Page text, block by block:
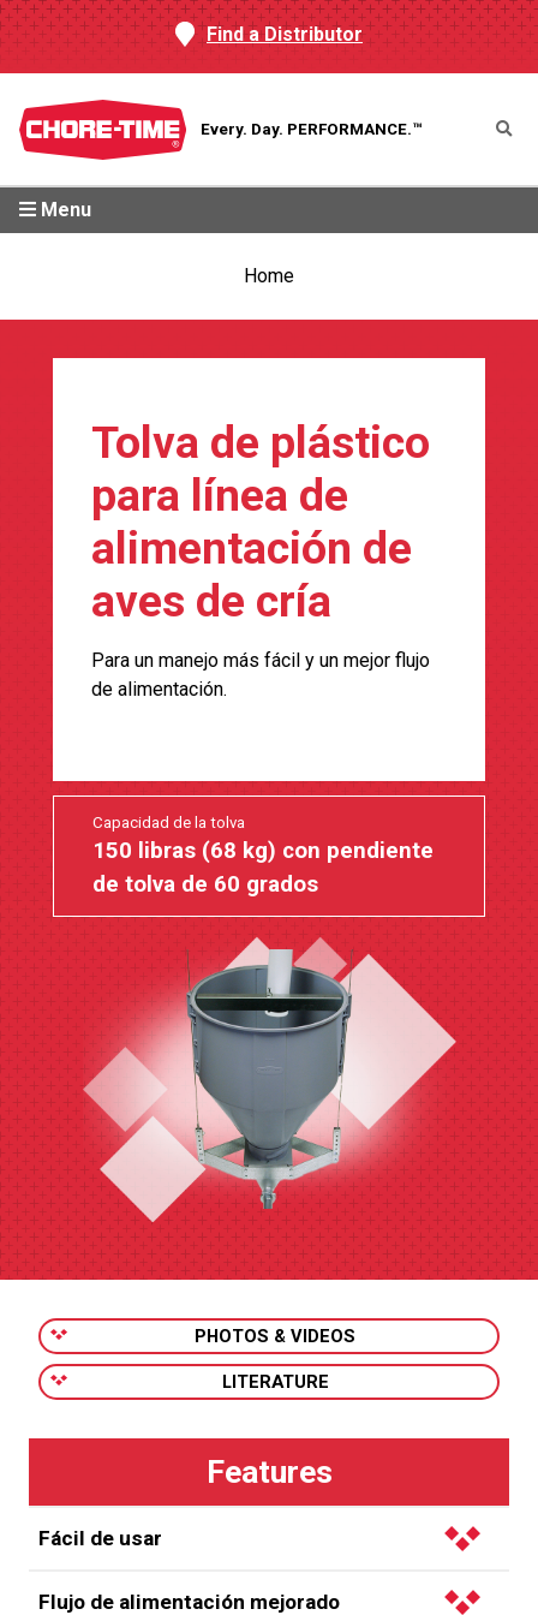
Find a Distributor
Every. Day. PERFORMANCE.™
Menu
Home
Tolva de plástico
para línea de
alimentación de
aves de cría
Para un manejo más fácil y un mejor flujo
de alimentación.
Capacidad de la tolva
150 libras (68 kg) con pendiente
de tolva de 60 grados
PHOTOS & VIDEOS
LITERATURE
Fácil de usar
Flujo de alimentación mejorado